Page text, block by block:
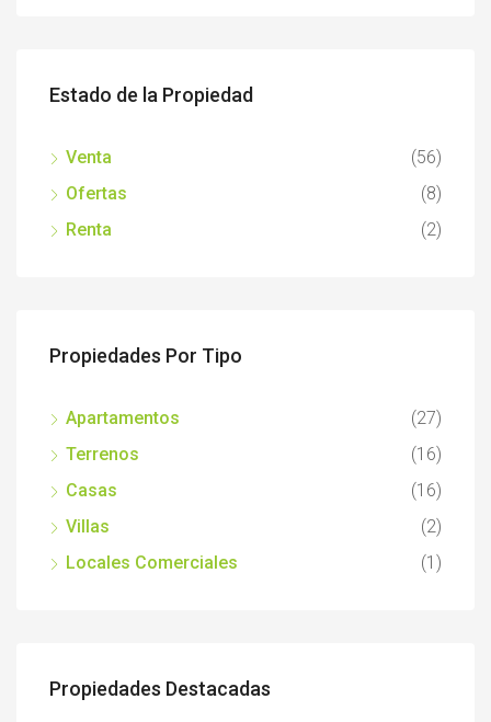
Estado de la Propiedad
Venta
(56)
Ofertas
(8)
Renta
(2)
Propiedades Por Tipo
Apartamentos
(27)
Terrenos
(16)
Casas
(16)
Villas
(2)
Locales Comerciales
(1)
Propiedades Destacadas